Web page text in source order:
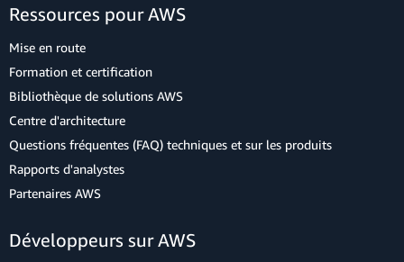
Ressources pour AWS
Mise en route
Formation et certification
Bibliothèque de solutions AWS
Centre d'architecture
Questions fréquentes (FAQ) techniques et sur les produits
Rapports d'analystes
Partenaires AWS
Développeurs sur AWS